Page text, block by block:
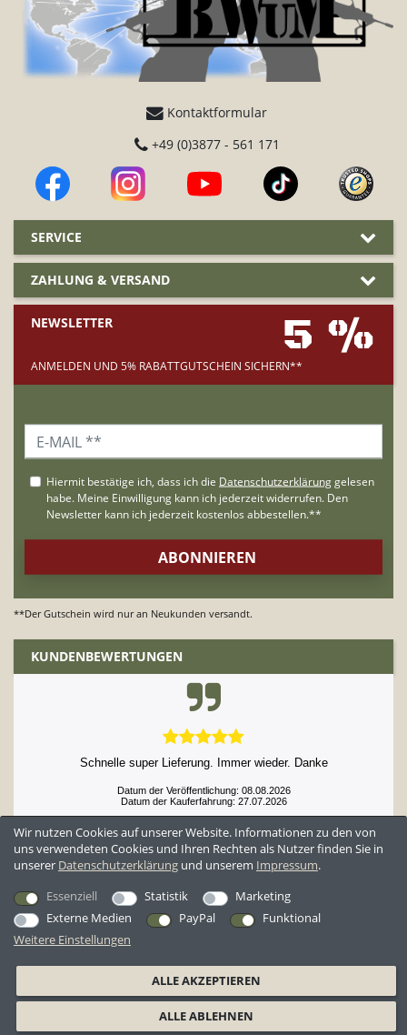
Kontaktformular
+49 (0)3877 - 561 171
SERVICE
ZAHLUNG & VERSAND
NEWSLETTER 5 %
ANMELDEN UND 5% RABATTGUTSCHEIN SICHERN**
**Der Gutschein wird nur an Neukunden versandt.
KUNDENBEWERTUNGEN
Schnelle super Lieferung. Immer wieder. Danke
Datum der Veröffentlichung: 08.08.2026
Datum der Kauferfahrung: 27.07.2026
Wir nutzen Cookies auf unserer Website. Informationen zu den von
uns verwendeten Cookies und Ihren Rechten als Nutzer finden Sie in
unserer Daten­schutz­erklärung und unserem Impressum.
Essenziell
Statistik
Marketing
Externe Medien
PayPal
Funktional
Weitere Einstellungen
ALLE AKZEPTIEREN
ALLE ABLEHNEN
AGB Datenschutzerklärung Widerrufsrecht
Widerrufsformular
Barrierefreiheitserklärung
Impressum